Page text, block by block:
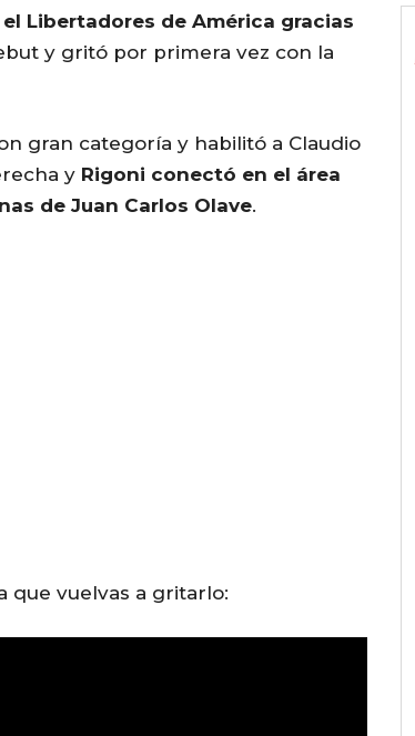
Libertadores de América gracias
y gritó por primera vez con la
gran categoría y habilitó a Claudio
y Rigoni conectó en el área
de Juan Carlos Olave.
que vuelvas a gritarlo: